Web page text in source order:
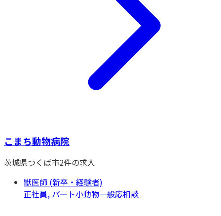
こまち動物病院
茨城県つくば市2件の求人
獣医師 (新卒・経験者)
正社員, パート小動物一般応相談